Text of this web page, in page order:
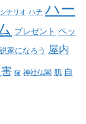
シナリオ ハチ ハー
プレゼント ペッ
家になろう 屋内
猫 神社仏閣 肌 自